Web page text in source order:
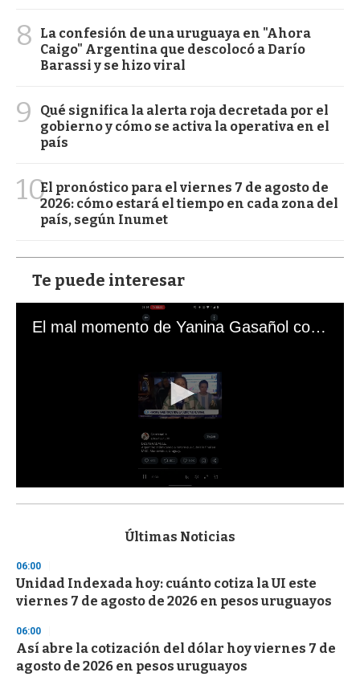
8
La confesión de una uruguaya en "Ahora
Caigo" Argentina que descolocó a Darío
Barassi y se hizo viral
9
Qué significa la alerta roja decretada por el
gobierno y cómo se activa la operativa en el
país
10El pronóstico para el viernes 7 de agosto de
2026: cómo estará el tiempo en cada zona del
país, según Inumet
Te puede interesar
El mal momento de Yanina Gasañol con un hincha argentino en "Subrayado"
s
d
s
o
f
3
s
c
Últimas Noticias
06:00
Unidad Indexada hoy: cuánto cotiza la UI este
viernes 7 de agosto de 2026 en pesos uruguayos
06:00
Así abre la cotización del dólar hoy viernes 7 de
agosto de 2026 en pesos uruguayos